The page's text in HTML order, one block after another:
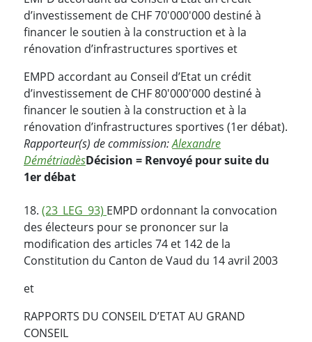
d’investissement de CHF 70'000'000 destiné à
financer le soutien à la construction et à la
rénovation d’infrastructures sportives et
EMPD accordant au Conseil d’Etat un crédit
d’investissement de CHF 80'000'000 destiné à
financer le soutien à la construction et à la
rénovation d’infrastructures sportives (1er débat).
Rapporteur(s) de commission:Alexandre
DémétriadèsDécision = Renvoyé pour suite du
1er débat
18. (23_LEG_93) EMPD ordonnant la convocation
des électeurs pour se prononcer sur la
modification des articles 74 et 142 de la
Constitution du Canton de Vaud du 14 avril 2003
et
RAPPORTS DU CONSEIL D’ETAT AU GRAND
CONSEIL